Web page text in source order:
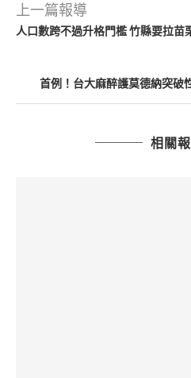
上一篇報導
人口數跨不過升格門檻 竹縣要拉苗
首例！台大麻醉護莫德納突
相關